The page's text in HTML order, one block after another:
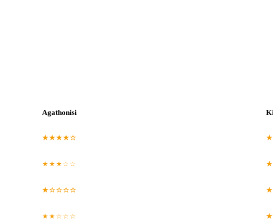
Agathonisi
★★★★☆
★★★☆☆
★☆☆☆☆
★★☆☆☆